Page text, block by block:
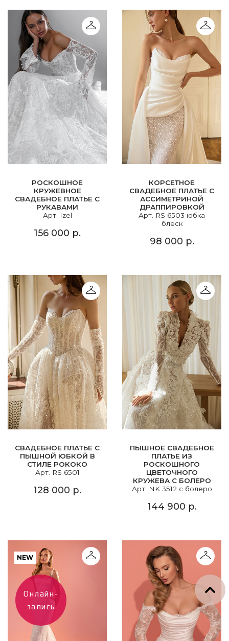
РОСКОШНОЕ
КРУЖЕВНОЕ
СВАДЕБНОЕ ПЛАТЬЕ С
РУКАВАМИ
Арт. Izel
156 000 р.
КОРСЕТНОЕ
СВАДЕБНОЕ ПЛАТЬЕ С
АССИМЕТРИНОЙ
ДРАППИРОВКОЙ
Арт. RS 6503 юбка
блеск
98 000 р.
СВАДЕБНОЕ ПЛАТЬЕ С
ПЫШНОЙ ЮБКОЙ В
СТИЛЕ РОКОКО
Арт. RS 6501
128 000 р.
ПЫШНОЕ СВАДЕБНОЕ
ПЛАТЬЕ ИЗ
РОСКОШНОГО
ЦВЕТОЧНОГО
КРУЖЕВА С БОЛЕРО
Арт. NK 3512 с болеро
144 900 р.
NEW
Онлайн-
запись